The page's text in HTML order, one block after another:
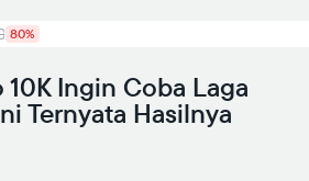
80%
10K Ingin Coba Laga
Ternyata Hasilnya